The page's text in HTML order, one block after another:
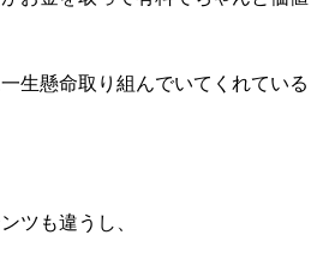
生懸命取り組んでいてくれている
ツも違うし、